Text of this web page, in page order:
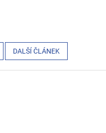
DALŠÍ ČLÁNEK